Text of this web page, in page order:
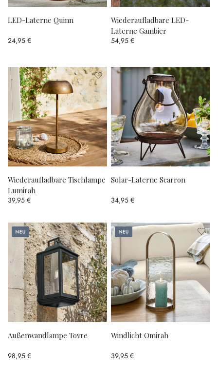
LED-Laterne Quinn
24,95 €
Wiederaufladbare LED-
Laterne Gambier
54,95 €
Wiederaufladbare Tischlampe
Lumirah
39,95 €
Solar-Laterne Scarron
34,95 €
Neu
Außenwandlampe Tovre
98,95 €
Neu
Windlicht Omirah
39,95 €